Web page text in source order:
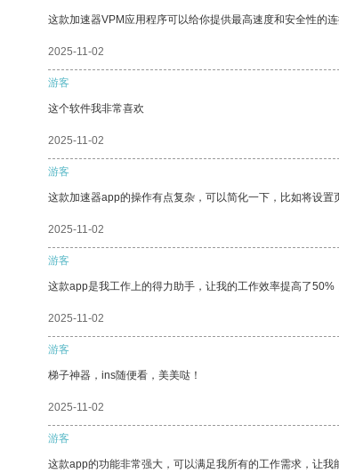
这款加速器VPM应用程序可以给你提供最高速度和安全性的
2025-11-02
游客
这个软件我非常喜欢
2025-11-02
游客
这款加速器app的操作有点复杂，可以简化一下，比如将设置
2025-11-02
游客
这款app是我工作上的得力助手，让我的工作效率提高了50%
2025-11-02
游客
梯子神器，ins随便看，美美哒！
2025-11-02
游客
这款app的功能非常强大，可以满足我所有的工作需求，让我